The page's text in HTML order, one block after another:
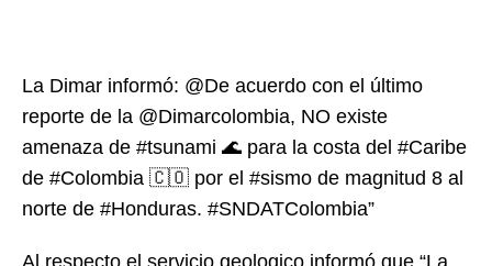
La Dimar informó: @De acuerdo con el último
reporte de la @Dimarcolombia, NO existe
amenaza de #tsunami 🌊 para la costa del #Caribe
de #Colombia 🇨🇴 por el #sismo de magnitud 8 al
norte de #Honduras. #SNDATColombia”
Al respecto el servicio geologico informó que “La